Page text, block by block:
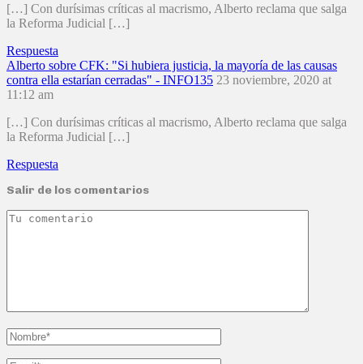
[…] Con durísimas críticas al macrismo, Alberto reclama que salga
la Reforma Judicial […]
Respuesta
Alberto sobre CFK: "Si hubiera justicia, la mayoría de las causas
contra ella estarían cerradas" - INFO135 23 noviembre, 2020 at
11:12 am
[…] Con durísimas críticas al macrismo, Alberto reclama que salga
la Reforma Judicial […]
Respuesta
Salir de los comentarios